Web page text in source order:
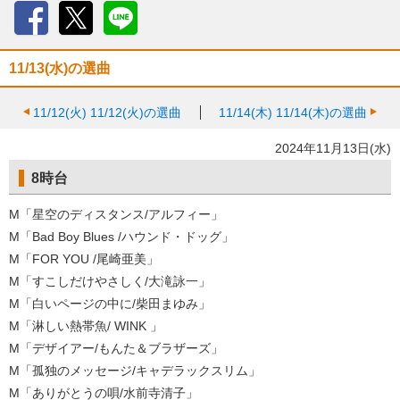
11/13(水)の選曲
11/12(火) 11/12(火)の選曲 11/14(木) 11/14(木)の選曲
2024年11月13日(水)
8時台
M「星空のディスタンス/アルフィー」
M「Bad Boy Blues /ハウンド・ドッグ」
M「FOR YOU /尾崎亜美」
M「すこしだけやさしく/大滝詠一」
M「白いページの中に/柴田まゆみ」
M「淋しい熱帯魚/ WINK 」
M「デザイアー/もんた＆ブラザーズ」
M「孤独のメッセージ/キャデラックスリム」
M「ありがとうの唄/水前寺清子」